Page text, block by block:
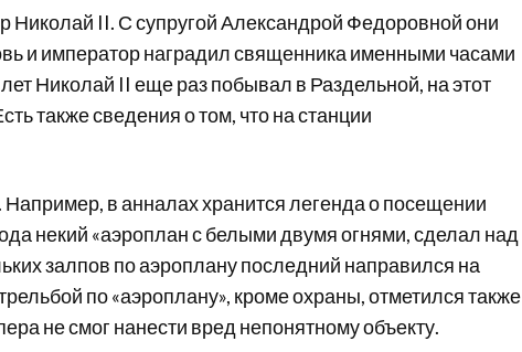
Николай II. С супругой Александрой Федоровной они
и император наградил священника именными часами
Николай II еще раз побывал в Раздельной, на этот
также сведения о том, что на станции
Например, в анналах хранится легенда о посещении
некий «аэроплан с белыми двумя огнями, сделал над
залпов по аэроплану последний направился на
по «аэроплану», кроме охраны, отметился также
не смог нанести вред непонятному объекту.